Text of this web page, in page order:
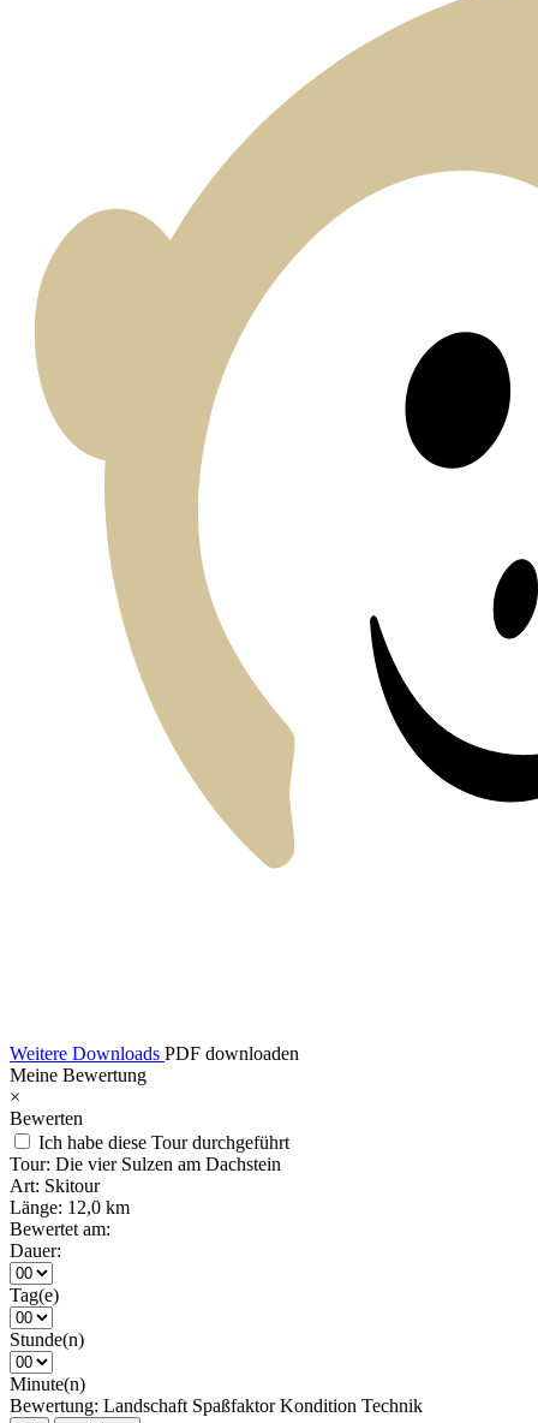
Weitere Downloads PDF downloaden
Meine Bewertung
×
Bewerten
Ich habe diese Tour durchgeführt
Tour: Die vier Sulzen am Dachstein
Art: Skitour
Länge: 12,0 km
Bewertet am:
Dauer:
Tag(e)
Stunde(n)
Minute(n)
Bewertung: Landschaft Spaßfaktor Kondition Technik